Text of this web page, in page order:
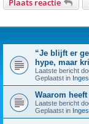
Plaats reactie
“Je blijft er
hype, maar
Laatste bericht
Geplaatst in
Waarom
Laatste bericht
Geplaatst in